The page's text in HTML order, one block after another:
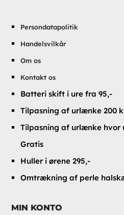
Persondatapolitik
Handelsvilkår
Om os
Kontakt os
Batteri skift i ure fra 95,-
Tilpasning af urlænke 200
Tilpasning af urlænke hvor
Gratis
Huller i ørene 295,-
Omtrækning af perle
MIN KONTO